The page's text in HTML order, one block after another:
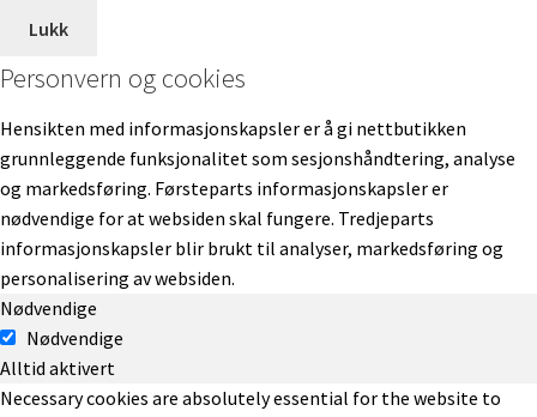
Lukk
Personvern og cookies
Hensikten med informasjonskapsler er å gi nettbutikken
grunnleggende funksjonalitet som sesjonshåndtering, analyse
og markedsføring. Førsteparts informasjonskapsler er
nødvendige for at websiden skal fungere. Tredjeparts
informasjonskapsler blir brukt til analyser, markedsføring og
personalisering av websiden.
Nødvendige
Nødvendige
Alltid aktivert
Necessary cookies are absolutely essential for the website to